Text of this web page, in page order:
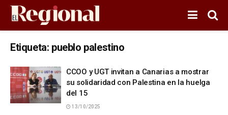
Etiqueta: pueblo palestino
CCOO y UGT invitan a Canarias a mostrar
su solidaridad con Palestina en la huelga
del 15
13/10/2025